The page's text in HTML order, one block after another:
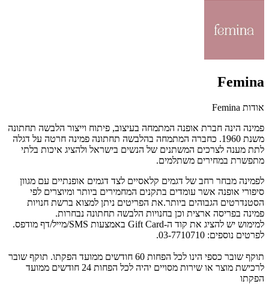
Femina
אודות Femina
פמינה הינה חברת אופנה המתמחה בעיצוב, פיתוח וייצור הלבשה תחתונה
משנת 1960.
כחברה המתמחה בהלבשה תחתונה פמינה חרטה על דגלה
לתת מענה לצרכים המשתנים של הנשים בישראל ולהציג איכות בלתי
מתפשרת במחירים משתלמים.
לפמינה מבחר רחב של דגמים קלאסיים לצד דגמים אופנתיים עם מגוון
סיפורי אופנה אשר עומדים בתקנים המחמירים ביותר ומיוצרים לפי
הסטנדרטים הגבוהים ביותר.את הפריטים ניתן למצוא ברשת חנויות
פמינה בפריסה ארצית וכן בחנויות הלבשה תחתונה נבחרות.
למימוש יש להציג את קוד ה-Gift Card באמצעות SMS/מייל/דף מודפס.
לפרטים נוספים: 03-7710710.
תוקף שובר כספי הינו לכל הפחות 60 חודשים ממועד הפקתו. תוקף שובר
לרכישת מוצר או שירות מסויים יהיה לכל הפחות 24 חודשים ממועד
הפקתו